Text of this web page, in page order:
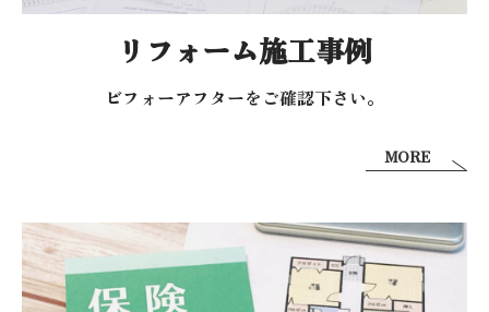
リフォーム施工事例
ビフォーアフターを ご確認下さい。
MORE